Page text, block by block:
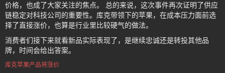
价格，也成了大家关注的焦点。 总的来说，这次事件再次证明了供应
链稳定对科技公司的重要性。库克带领下的苹果，在成本压力面前选
择了直接涨价，也算是行业里比较硬气的做法。
消费者们接下来就看新品实际表现了，是继续忠诚还是转投其他品
牌，时间会给出答案。
库克苹果产品将涨价